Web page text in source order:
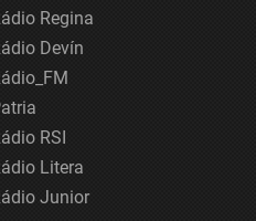
Regina
Devín
RSI
Litera
Junior